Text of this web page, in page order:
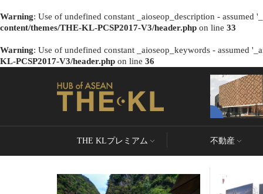
Warning: Use of undefined constant _aioseop_description -
content/themes/THE-KL-PCSP2017-V3/header.php on line 33
Warning: Use of undefined constant _aioseop_keywords - assumed
KL-PCSP2017-V3/header.php on line 36
THE KLプレミアム 不動産